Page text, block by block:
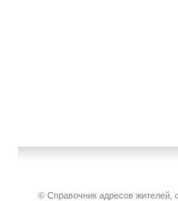
© Справочник адресов